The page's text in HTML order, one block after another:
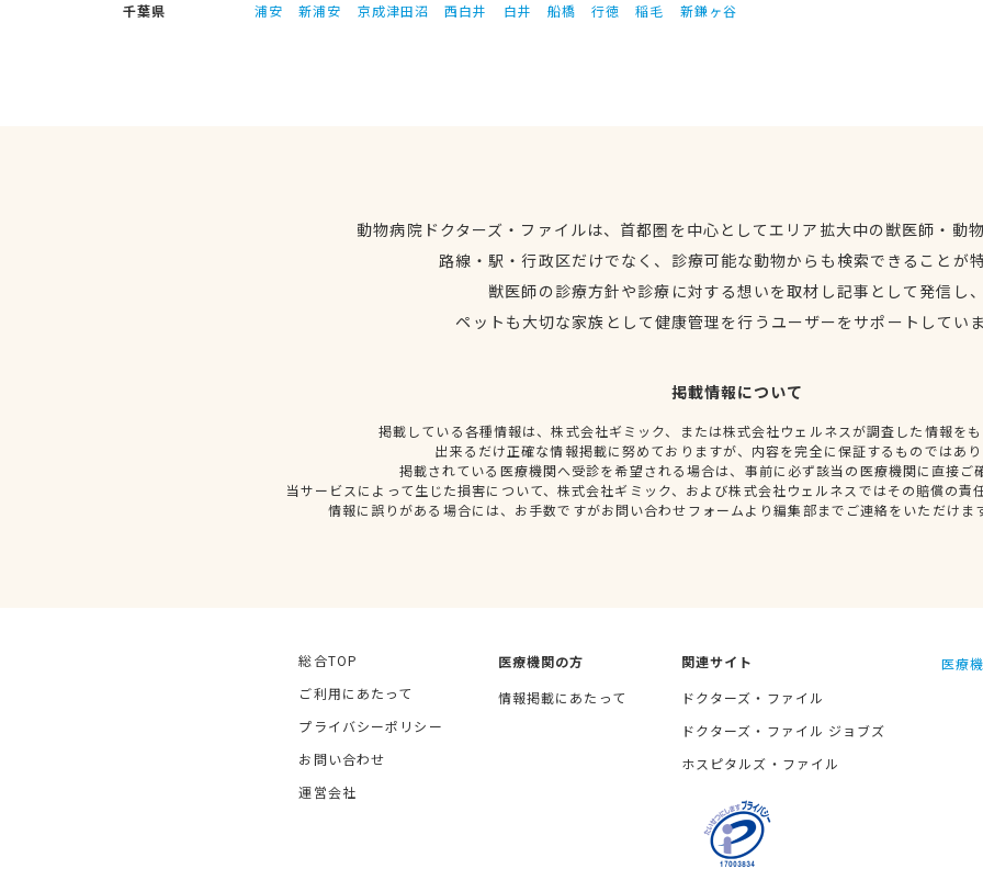
千葉県
浦安 新浦安 京成津田沼 西白井 白井 船橋 行徳 稲毛 新鎌ヶ谷
動物病院ドクターズ・ファイルは、首都圏を中心としてエリア拡大中の獣医師・動
路線・駅・行政区だけでなく、診療可能な動物からも検索できることが
獣医師の診療方針や診療に対する想いを取材し記事として発信し
ペットも大切な家族として健康管理を行うユーザーをサポートしてい
掲載情報について
掲載している各種情報は、株式会社ギミック、または株式会社ウェルネスが調査した情報を
出来るだけ正確な情報掲載に努めておりますが、内容を完全に保証するものではあ
掲載されている医療機関へ受診を希望される場合は、事前に必ず該当の医療機関に直接ご
当サービスによって生じた損害について、株式会社ギミック、および株式会社ウェルネスではその賠償の責
情報に誤りがある場合には、お手数ですがお問い合わせフォームより編集部までご連絡をいただけま
総合TOP
ご利用にあたって
プライバシーポリシー
お問い合わせ
運営会社
医療機関の方
情報掲載にあたって
関連サイト
ドクターズ・ファイル
ドクターズ・ファイル ジョブズ
ホスピタルズ・ファイル
医療